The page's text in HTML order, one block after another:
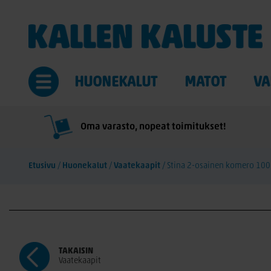
HUONEKALUT MATOT
Oma varasto, nopeat toimitukset!
Etusivu / Huonekalut / Vaatekaapit / Stina 2-osainen komero 100
TAKAISIN
Vaatekaapit